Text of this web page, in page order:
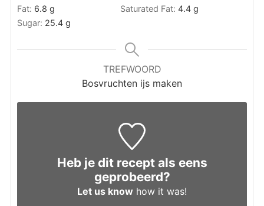
Fat: 6.8 g Saturated Fat: 4.4 g
Sugar: 25.4 g
TREFWOORD
Bosvruchten ijs maken
Heb je dit recept als eens
geprobeerd?
Let us know how it was!